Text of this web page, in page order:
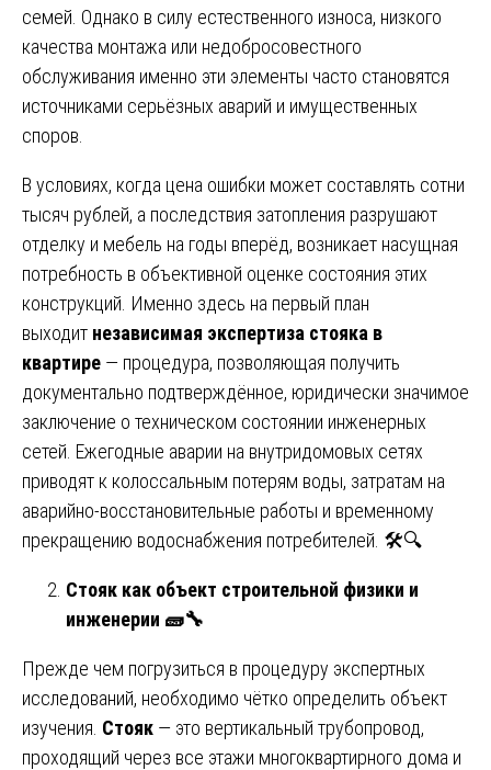
семей. Однако в силу естественного износа, низкого
качества монтажа или недобросовестного
обслуживания именно эти элементы часто становятся
источниками серьёзных аварий и имущественных
споров.
В условиях, когда цена ошибки может составлять сотни
тысяч рублей, а последствия затопления разрушают
отделку и мебель на годы вперёд, возникает насущная
потребность в объективной оценке состояния этих
конструкций. Именно здесь на первый план
выходит независимая экспертиза стояка в
квартире — процедура, позволяющая получить
документально подтверждённое, юридически значимое
заключение о техническом состоянии инженерных
сетей. Ежегодные аварии на внутридомовых сетях
приводят к колоссальным потерям воды, затратам на
аварийно-восстановительные работы и временному
прекращению водоснабжения потребителей. 🛠️🔍
Стояк как объект строительной физики и
инженерии 🧱🔧
Прежде чем погрузиться в процедуру экспертных
исследований, необходимо чётко определить объект
изучения. Стояк — это вертикальный трубопровод,
проходящий через все этажи многоквартирного дома и